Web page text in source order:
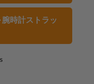
達
に
っ
時計ストラッ